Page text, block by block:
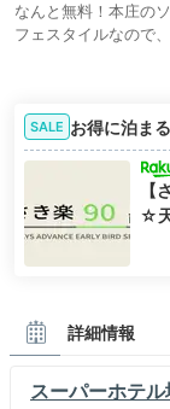
なんと無料！本庄の
フェスタイルなので
SALE お得に泊ま
【
☆
詳細情報
スーパーホテ